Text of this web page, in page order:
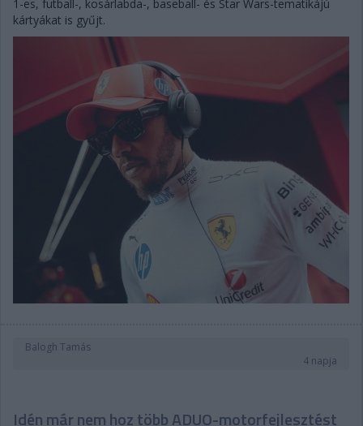
1-es, futball-, kosárlabda-, baseball- és Star Wars-tematikájú
kártyákat is gyűjt.
Balogh Tamás
4 napja
Idén már nem hoz több ADUO-motorfejlesztést